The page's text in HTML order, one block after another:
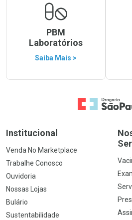
PBM
Laboratórios
Saiba Mais >
Ir para a Home
Institucional
Venda No Marketplace
Trabalhe Conosco
Ouvidoria
Nossas Lojas
Bulário
Sustentabilidade